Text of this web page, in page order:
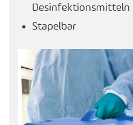
Desinfektionsmitteln
Stapelbar